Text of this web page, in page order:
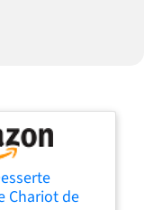
Chariot de